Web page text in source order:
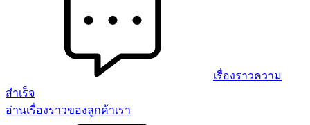
เรื่องราวความ
สำเร็จ
อ่านเรื่องราวของลูกค้าเรา